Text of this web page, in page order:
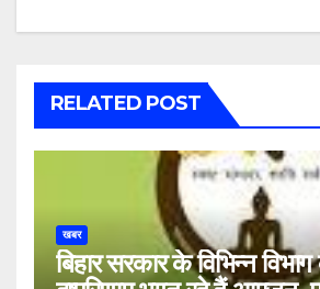
RELATED POST
खबर
बिहार सरकार के विभिन्न